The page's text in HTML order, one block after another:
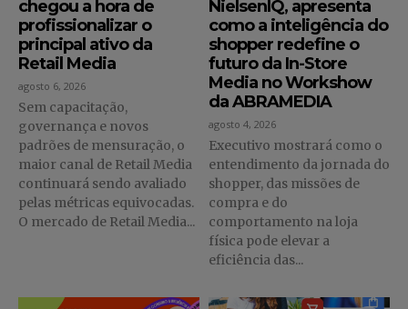
chegou a hora de
profissionalizar o
principal ativo da
Retail Media
agosto 6, 2026
Sem capacitação,
governança e novos
padrões de mensuração, o
maior canal de Retail Media
continuará sendo avaliado
pelas métricas equivocadas.
O mercado de Retail Media...
NielsenIQ, apresenta
como a inteligência do
shopper redefine o
futuro da In-Store
Media no Workshow
da ABRAMEDIA
agosto 4, 2026
Executivo mostrará como o
entendimento da jornada do
shopper, das missões de
compra e do
comportamento na loja
física pode elevar a
eficiência das...